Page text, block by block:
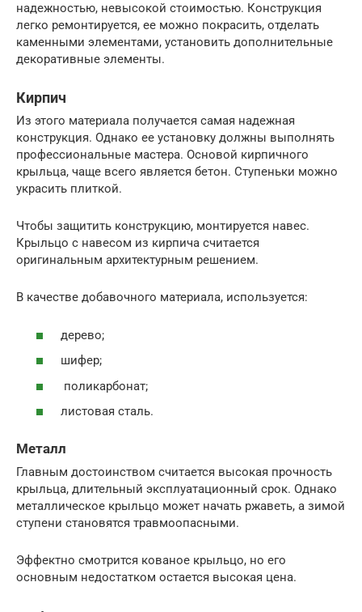
надежностью, невысокой стоимостью. Конструкция
легко ремонтируется, ее можно покрасить, отделать
каменными элементами, установить дополнительные
декоративные элементы.
Кирпич
Из этого материала получается самая надежная
конструкция. Однако ее установку должны выполнять
профессиональные мастера. Основой кирпичного
крыльца, чаще всего является бетон. Ступеньки можно
украсить плиткой.
Чтобы защитить конструкцию, монтируется навес.
Крыльцо с навесом из кирпича считается
оригинальным архитектурным решением.
В качестве добавочного материала, используется:
дерево;
шифер;
поликарбонат;
листовая сталь.
Металл
Главным достоинством считается высокая прочность
крыльца, длительный эксплуатационный срок. Однако
металлическое крыльцо может начать ржаветь, а зимой
ступени становятся травмоопасными.
Эффектно смотрится кованое крыльцо, но его
основным недостатком остается высокая цена.